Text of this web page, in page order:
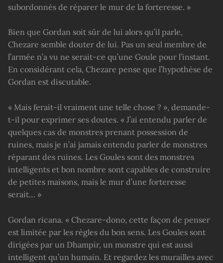
subordonnés de réparer le mur de la forteresse. »
Bien que Gordan soit sûr de lui alors qu’il parle,
Chezare semble douter de lui. Pas un seul membre de
l’armée n’a vu ne serait-ce qu’une Goule pour l’instant.
En considérant cela, Chezare pense que l’hypothèse de
Gordan est discutable.
« Mais ferait-il vraiment une telle chose ? », demande-
t-il pour exprimer ses doutes. « J’ai entendu parler de
quelques cas de monstres prenant possession de
ruines, mais je n’ai jamais entendu parler de monstres
réparant des ruines. Les Goules sont des monstres
intelligents et bon nombre sont capables de construire
de petites maisons, mais le mur d’une forteresse
serait… »
Gordan ricana. « Chezare-dono, cette façon de penser
est limitée par les règles du bon sens. Les Goules sont
dirigées par un Dhampir, un monstre qui est aussi
intelligent qu’un humain. Et regardez les murailles avec